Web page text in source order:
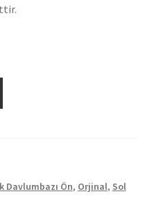
Davlumbazı Ön, Orjinal, Sol